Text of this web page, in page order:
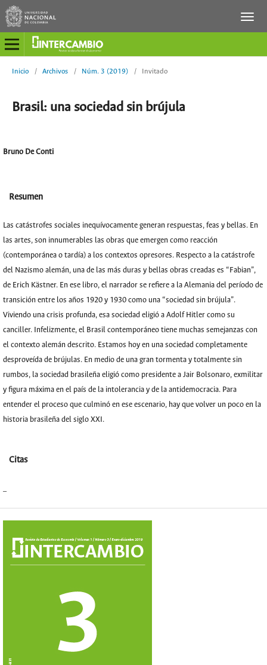
Inicio / Archivos / Núm. 3 (2019) / Invitado
Brasil: una sociedad sin brújula
Bruno De Conti
Resumen
Las catástrofes sociales inequívocamente generan respuestas, feas y bellas. En
las artes, son innumerables las obras que emergen como reacción
(contemporánea o tardía) a los contextos opresores. Respecto a la catástrofe
del Nazismo alemán, una de las más duras y bellas obras creadas es “Fabian”,
de Erich Kästner. En ese libro, el narrador se refiere a la Alemania del período de
transición entre los años 1920 y 1930 como una “sociedad sin brújula”.
Viviendo una crisis profunda, esa sociedad eligió a Adolf Hitler como su
canciller. Infelizmente, el Brasil contemporáneo tiene muchas semejanzas con
el contexto alemán descrito. Estamos hoy en una sociedad completamente
desproveída de brújulas. En medio de una gran tormenta y totalmente sin
rumbos, la sociedad brasileña eligió como presidente a Jair Bolsonaro, exmilitar
y figura máxima en el país de la intolerancia y de la antidemocracia. Para
entender el proceso que culminó en ese escenario, hay que volver un poco en la
historia brasileña del siglo XXI.
Citas